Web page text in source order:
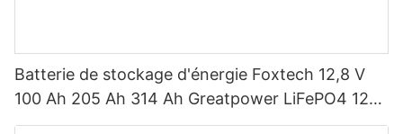
Batterie de stockage d'énergie Foxtech 12,8 V
100 Ah 205 Ah 314 Ah Greatpower LiFePO4 1280
Wh-5120 Wh IP65